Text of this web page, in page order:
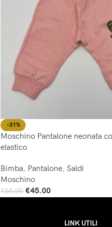
-31%
Moschino Pantalone neonata
elastico
Bimba, Pantalone, Saldi
Moschino
€65.00 €45.00
LINK UTILI